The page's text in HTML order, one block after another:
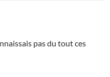
pas du tout ces